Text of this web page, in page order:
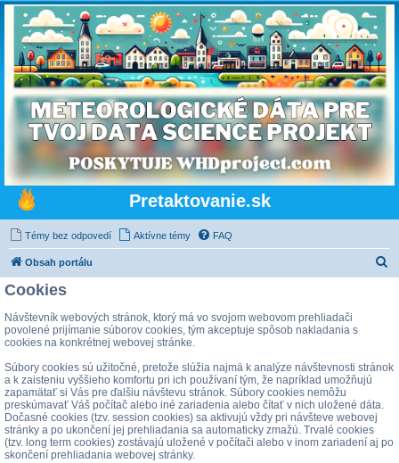
Pretaktovanie.sk
Témy bez odpovedí Aktívne témy FAQ
Obsah portálu
ť
Cookies
Návštevník webových stránok, ktorý má vo svojom webovom prehliadači
povolené prijímanie súborov cookies, tým akceptuje spôsob nakladania s
cookies na konkrétnej webovej stránke.
Súbory cookies sú užitočné, pretože slúžia najmä k analýze návštevnosti stránok
a k zaisteniu vyššieho komfortu pri ich používaní tým, že napríklad umožňujú
zapamätať si Vás pre ďalšiu návštevu stránok. Súbory cookies nemôžu
preskúmavať Váš počítač alebo iné zariadenia alebo čítať v nich uložené dáta.
Dočasné cookies (tzv. session cookies) sa aktivujú vždy pri návšteve webovej
stránky a po ukončení jej prehliadania sa automaticky zmažú. Trvalé cookies
(tzv. long term cookies) zostávajú uložené v počítači alebo v inom zariadení aj po
skončení prehliadania webovej stránky.